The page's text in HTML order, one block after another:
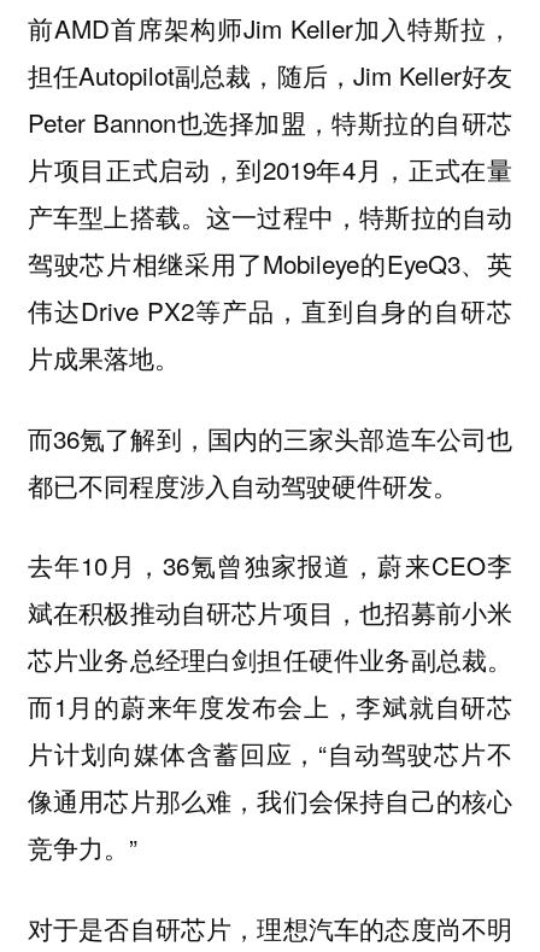
前AMD首席架构师Jim Keller加入特斯拉，
担任Autopilot副总裁，随后，Jim Keller好友
Peter Bannon也选择加盟，特斯拉的自研芯
片项目正式启动，到2019年4月，正式在量
产车型上搭载。这一过程中，特斯拉的自动
驾驶芯片相继采用了Mobileye的EyeQ3、英
伟达Drive PX2等产品，直到自身的自研芯
片成果落地。
而36氪了解到，国内的三家头部造车公司也
都已不同程度涉入自动驾驶硬件研发。
去年10月，36氪曾独家报道，蔚来CEO李
斌在积极推动自研芯片项目，也招募前小米
芯片业务总经理白剑担任硬件业务副总裁。
而1月的蔚来年度发布会上，李斌就自研芯
片计划向媒体含蓄回应，“自动驾驶芯片不
像通用芯片那么难，我们会保持自己的核心
竞争力。”
对于是否自研芯片，理想汽车的态度尚不明